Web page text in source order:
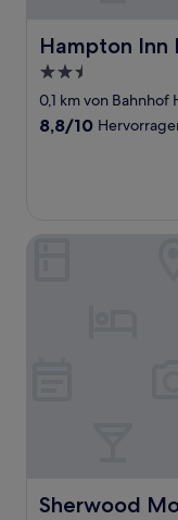
Hampton Inn
Hampton Inn
2.5-
Sterne-
Unterkunft
0,1 km von
8.8
8,8/10
Sherwood
Sherwood Motel